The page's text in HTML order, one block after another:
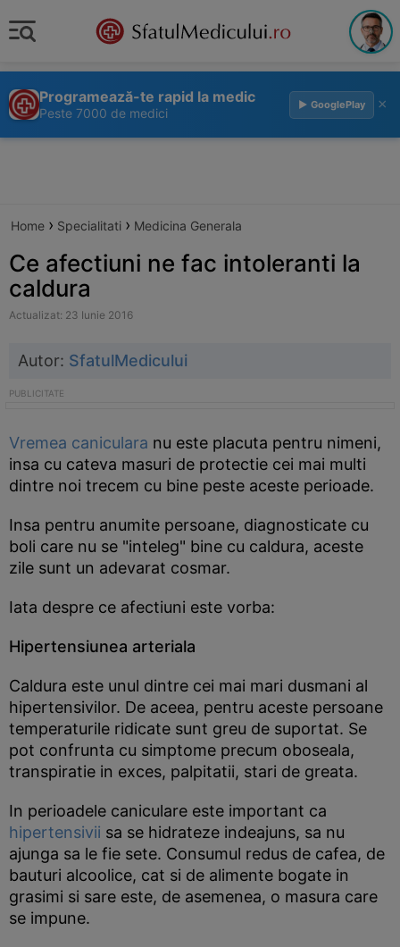
Programează-te rapid la medic
Peste 7000 de medici
▶ GooglePlay ×
Home › Specialitati › Medicina Generala
Ce afectiuni ne fac intoleranti la
caldura
Actualizat: 23 Iunie 2016
Autor: SfatulMedicului
Vremea caniculara nu este placuta pentru nimeni,
insa cu cateva masuri de protectie cei mai multi
dintre noi trecem cu bine peste aceste perioade.
Insa pentru anumite persoane, diagnosticate cu
boli care nu se "inteleg" bine cu caldura, aceste
zile sunt un adevarat cosmar.
Iata despre ce afectiuni este vorba:
Hipertensiunea arteriala
Caldura este unul dintre cei mai mari dusmani al
hipertensivilor. De aceea, pentru aceste persoane
temperaturile ridicate sunt greu de suportat. Se
pot confrunta cu simptome precum oboseala,
transpiratie in exces, palpitatii, stari de greata.
In perioadele caniculare este important ca
hipertensivii sa se hidrateze indeajuns, sa nu
ajunga sa le fie sete. Consumul redus de cafea, de
bauturi alcoolice, cat si de alimente bogate in
grasimi si sare este, de asemenea, o masura care
se impune.